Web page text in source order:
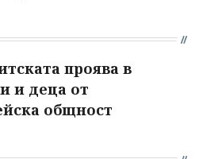
проява в
и деца от
общност